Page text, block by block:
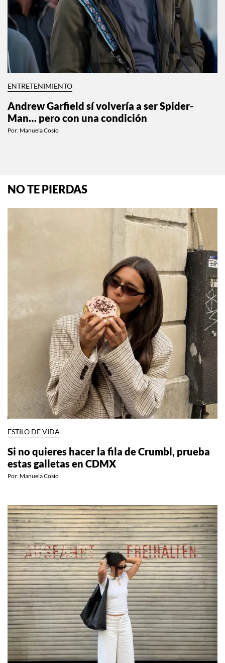
ENTRETENIMIENTO
Andrew Garfield sí volvería a ser Spider-
Man… pero con una condición
Por: Manuela Cosío
NO TE PIERDAS
ESTILO DE VIDA
Si no quieres hacer la fila de Crumbl, prueba
estas galletas en CDMX
Por: Manuela Cosío